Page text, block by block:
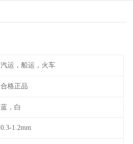
汽运，船运，火车
合格正品
蓝，白
0.3-1.2mm